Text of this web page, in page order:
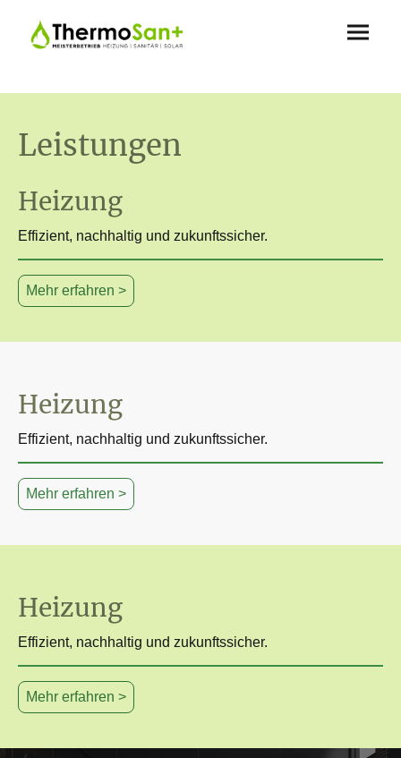
Leistungen
Heizung
Effizient, nachhaltig und zukunftssicher.
Mehr erfahren >
Heizung
Effizient, nachhaltig und zukunftssicher.
Mehr erfahren >
Heizung
Effizient, nachhaltig und zukunftssicher.
Mehr erfahren >